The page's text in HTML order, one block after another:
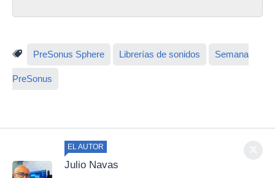
PreSonus Sphere Librerías de sonidos Semana
PreSonus
EL AUTOR
Julio Navas